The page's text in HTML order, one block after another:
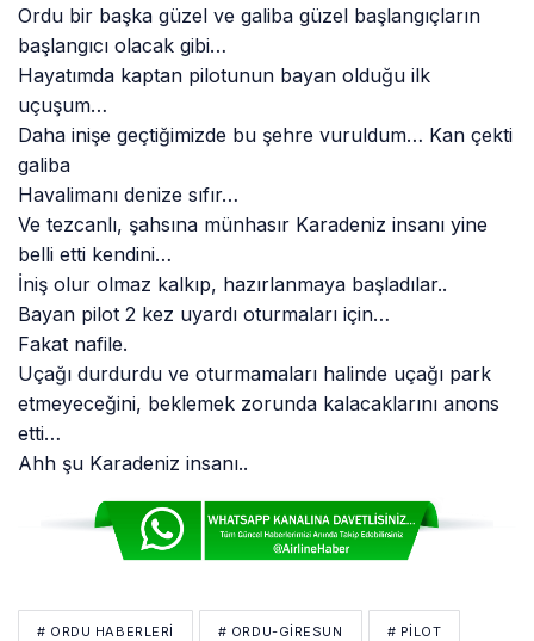
Ordu bir başka güzel ve galiba güzel başlangıçların
başlangıcı olacak gibi…
Hayatımda kaptan pilotunun bayan olduğu ilk
uçuşum…
Daha inişe geçtiğimizde bu şehre vuruldum… Kan çekti
galiba
Havalimanı denize sıfır…
Ve tezcanlı, şahsına münhasır Karadeniz insanı yine
belli etti kendini…
İniş olur olmaz kalkıp, hazırlanmaya başladılar..
Bayan pilot 2 kez uyardı oturmaları için…
Fakat nafile.
Uçağı durdurdu ve oturmamaları halinde uçağı park
etmeyeceğini, beklemek zorunda kalacaklarını anons
etti…
Ahh şu Karadeniz insanı..
# ORDU HABERLERI # ORDU-GIRESUN # PİLOT